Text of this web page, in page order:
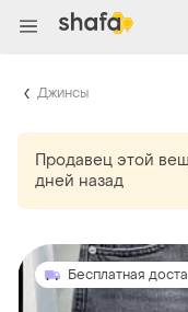
Джинсы
Продавец этой
дней назад
Бесплатная